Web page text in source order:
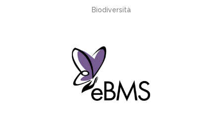
Biodiversità
+